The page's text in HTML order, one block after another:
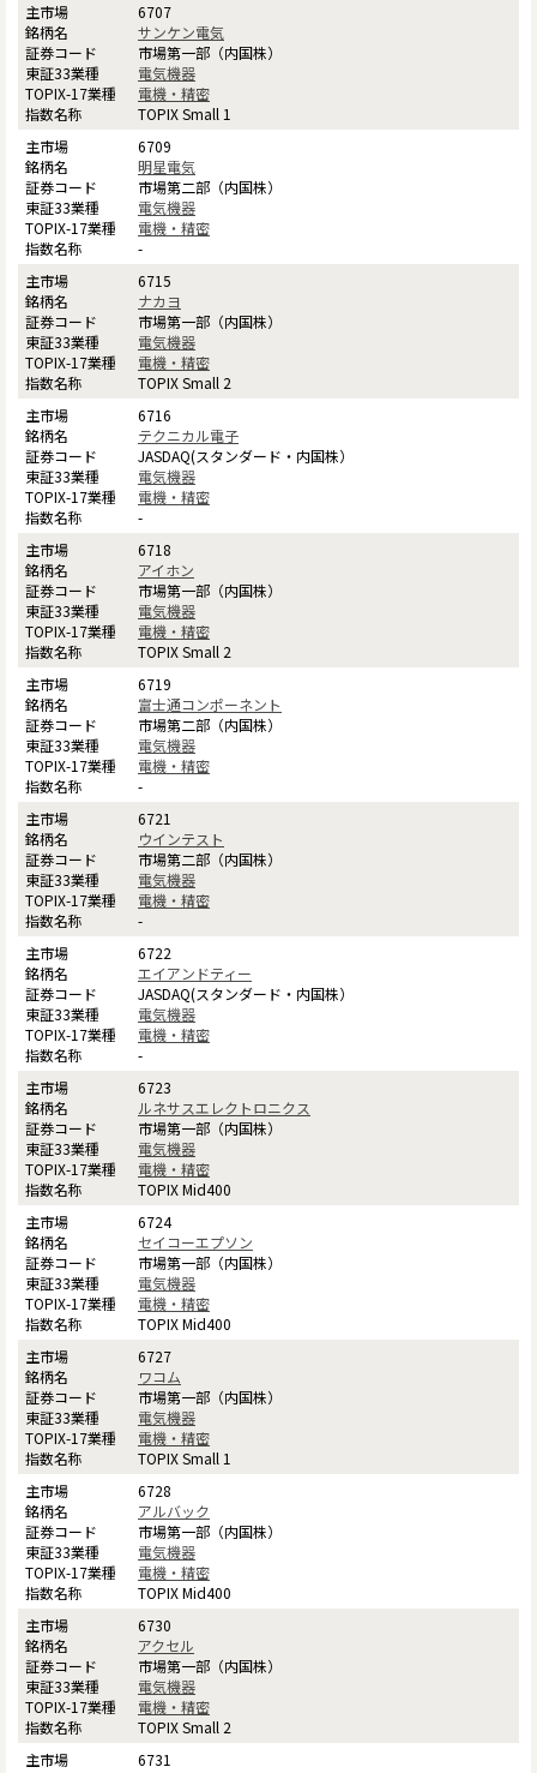
6707
サンケン電気
市場第一部（内国株）
電気機器
電機・精密
TOPIX Small 1
6709
明星電気
市場第二部（内国株）
電気機器
電機・精密
-
6715
ナカヨ
市場第一部（内国株）
電気機器
電機・精密
TOPIX Small 2
6716
テクニカル電子
JASDAQ(スタンダード・内国株）
電気機器
電機・精密
-
6718
アイホン
市場第一部（内国株）
電気機器
電機・精密
TOPIX Small 2
6719
富士通コンポーネント
市場第二部（内国株）
電気機器
電機・精密
-
6721
ウインテスト
市場第二部（内国株）
電気機器
電機・精密
-
6722
エイアンドティー
JASDAQ(スタンダード・内国株）
電気機器
電機・精密
-
6723
ルネサスエレクトロニクス
市場第一部（内国株）
電気機器
電機・精密
TOPIX Mid400
6724
セイコーエプソン
市場第一部（内国株）
電気機器
電機・精密
TOPIX Mid400
6727
ワコム
市場第一部（内国株）
電気機器
電機・精密
TOPIX Small 1
6728
アルバック
市場第一部（内国株）
電気機器
電機・精密
TOPIX Mid400
6730
アクセル
市場第一部（内国株）
電気機器
電機・精密
TOPIX Small 2
6731